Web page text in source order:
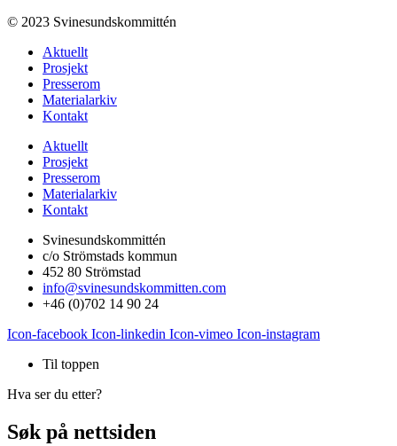
© 2023 Svinesundskommittén
Aktuellt
Prosjekt
Presserom
Materialarkiv
Kontakt
Aktuellt
Prosjekt
Presserom
Materialarkiv
Kontakt
Svinesundskommittén
c/o Strömstads kommun
452 80 Strömstad
info@svinesundskommitten.com
+46 (0)702 14 90 24
Icon-facebook Icon-linkedin Icon-vimeo Icon-instagram
Til toppen
Hva ser du etter?
Søk på nettsiden